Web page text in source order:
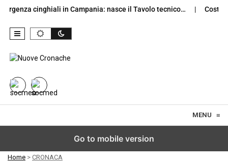
cinghiali in Campania: nasce il Tavolo tecnico… Costiera
MENU ≡
Home > CRONACA
Go to mobile version